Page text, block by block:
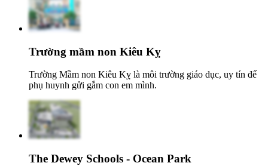
Trường mầm non Kiêu Kỵ
Trường Mầm non Kiêu Kỵ là môi trường giáo dục, uy tín để
phụ huynh gửi gắm con em mình.
The Dewey Schools - Ocean Park